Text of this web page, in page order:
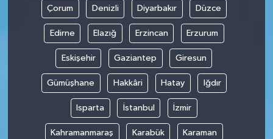
Çorum Denizli Diyarbakır Düzce
Edirne Elazığ Erzincan Erzurum
Eskişehir Gaziantep Giresun
Gümüşhane Hakkâri Hatay Iğdır
Isparta İstanbul İzmir
Kahramanmaraş Karabük Karaman